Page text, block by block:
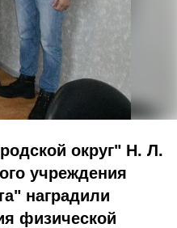
округ" Н. Л.
учреждения
наградили
физической